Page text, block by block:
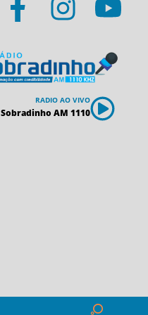
RADIO AO VIVO
Sobradinho AM 1110